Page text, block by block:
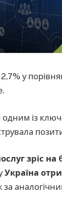
у
із
зріс на
Україна